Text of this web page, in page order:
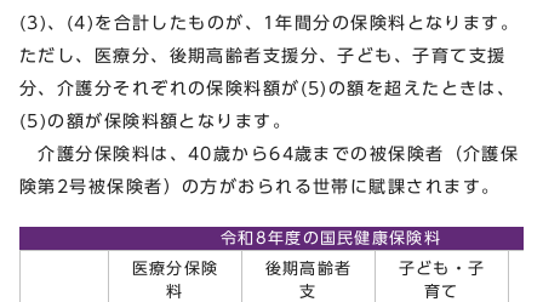
(3)、(4)を合計したものが、1年間分の保険料となります。
ただし、医療分、後期高齢者支援分、子ども、子育て支援
分、介護分それぞれの保険料額が(5)の額を超えたときは、
(5)の額が保険料額となります。
介護分保険料は、40歳から64歳までの被保険者（介護保
険第2号被保険者）の方がおられる世帯に賦課されます。
令和8年度の国民健康保険料
医療分保険
料
後期高齢者
支
子ども・子
育て